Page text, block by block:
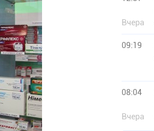
Вчера
09:19
08:04
Вчера